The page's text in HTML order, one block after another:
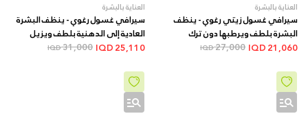
العناية بالبشرة
سيرافي غسول زيتي رغوي - ينظف
البشرة بلطف ويرطبها دون ترك
ملمس دهني, 473 مل
21,060
27,000
IQD
العناية بالبشرة
سيرافي غسول رغوي - ينظف البشرة
العادية إلى الدهنية بلطف ويزيل
الزيوت دون تجفيف, 473 مل
25,110
31,000
IQD